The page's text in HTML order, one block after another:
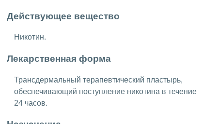
Действующее вещество
Никотин.
Лекарственная форма
Трансдермальный терапевтический пластырь,
обеспечивающий поступление никотина в течение
24 часов.